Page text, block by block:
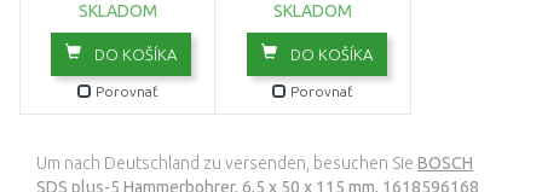
SKLADOM
DO KOŠÍKA
Porovnať
SKLADOM
DO KOŠÍKA
Porovnať
Um nach Deutschland zu versenden, besuchen Sie BOSCH
SDS plus-5 Hammerbohrer, 6,5 x 50 x 115 mm, 1618596168